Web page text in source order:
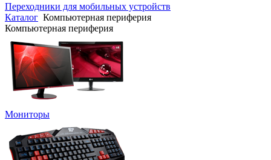
Переходники для мобильных устройств
Каталог Компьютерная периферия
Компьютерная периферия
Мониторы